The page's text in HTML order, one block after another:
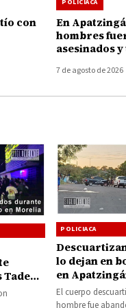
con
POLICIACA
En
hombres
asesinados
durante la
7 de agosto de 2026
Tadeo
POLICIACA
lo dejan en
en
El cuerpo